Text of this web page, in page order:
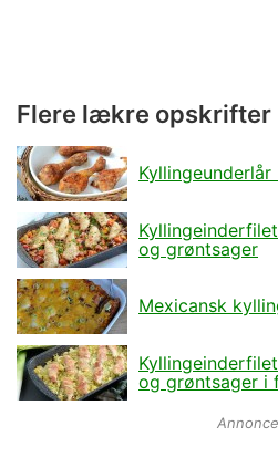
Flere lækre opskrifter
Kyllingeunderlår
og grøntsager
Mexicansk
og grøntsager i
Annonce